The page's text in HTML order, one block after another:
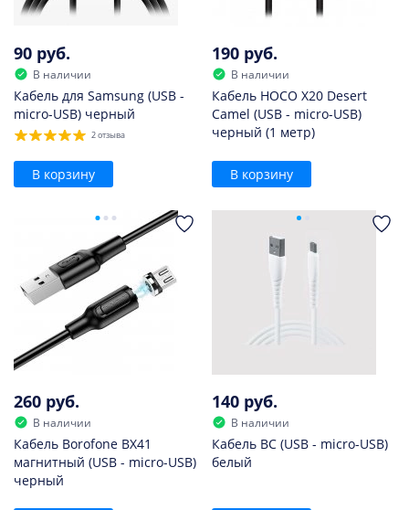
90 руб.
В наличии
Кабель для Samsung (USB -
micro-USB) черный
2 отзыва
В корзину
190 руб.
В наличии
Кабель HOCO X20 Desert
Camel (USB - micro-USB)
черный (1 метр)
В корзину
260 руб.
В наличии
Кабель Borofone BX41
магнитный (USB - micro-USB)
черный
140 руб.
В наличии
Кабель BC (USB - micro-USB)
белый